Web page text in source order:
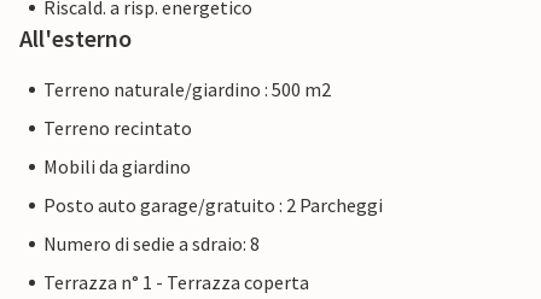
Riscald. a risp. energetico
All'esterno
Terreno naturale/giardino : 500 m2
Terreno recintato
Mobili da giardino
Posto auto garage/gratuito : 2 Parcheggi
Numero di sedie a sdraio: 8
Terrazza n° 1 - Terrazza coperta